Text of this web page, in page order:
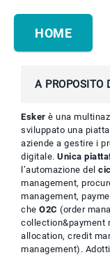
HOME
A PROPOSITO
Esker è una
sviluppato una
aziende a gestire i
digitale. Unica
l’automazione del
management,
management,
che O2C (order
collection&payment
allocation, credit
management).